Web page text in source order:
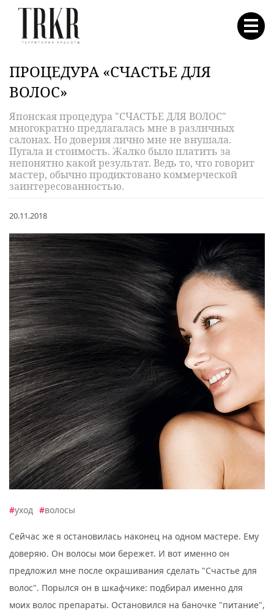
ПРОЦЕДУРА «СЧАСТЬЕ ДЛЯ
ВОЛОС»
Японская процедура "СЧАСТЬЕ ДЛЯ ВОЛОС"
многократно предлагалась мне в различных
салонах. Но доверия лично мне не внушала.
Пугала и стоимость. Жалко было платить за
непонятно какой результат. Ведь то, что говорит
мастер, обычно продиктовано коммерческой
заинтересованностью.
20.11.2018
#уход #волосы
Сейчас же я остановилась наконец на одном мастере. Ему
доверяю. Он волосы мои бережет. И вот именно он
предложил мне после окрашивания сделать "Счастье для
волос". Порылся он в шкафчике: подбирал именно для
моих волос препараты. Остановился на баночке "питание",